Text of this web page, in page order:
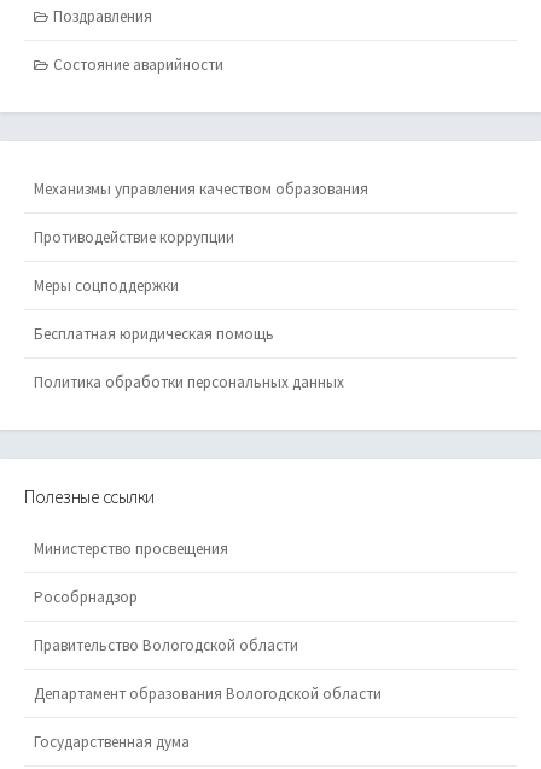
Поздравления
Состояние аварийности
Механизмы управления качеством образования
Противодействие коррупции
Меры соцподдержки
Бесплатная юридическая помощь
Политика обработки персональных данных
Полезные ссылки
Министерство просвещения
Рособрнадзор
Правительство Вологодской области
Департамент образования Вологодской области
Государственная дума